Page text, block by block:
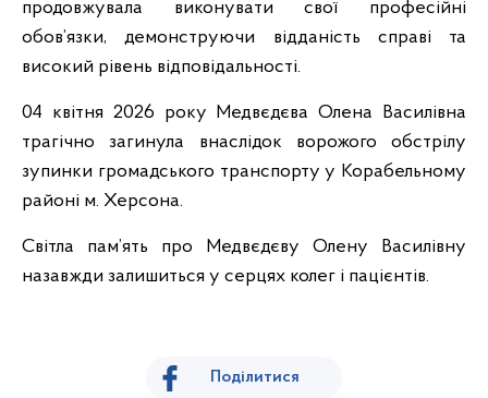
продовжувала виконувати свої професійні
обов’язки, демонструючи відданість справі та
високий рівень відповідальності.
04 квітня 2026 року Медвєдєва Олена Василівна
трагічно загинула внаслідок ворожого обстрілу
зупинки громадського транспорту у Корабельному
районі м. Херсона.
Світла пам’ять про Медвєдєву Олену Василівну
назавжди залишиться у серцях колег і пацієнтів.
Поділитися